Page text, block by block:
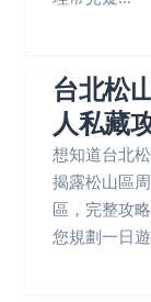
台北松
人私藏
想知道台北
揭露松山區
區，完整攻
您規劃一日